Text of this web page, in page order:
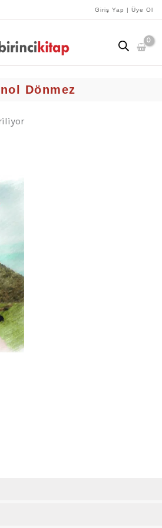
Giriş Yap | Üye Ol
Dönmez